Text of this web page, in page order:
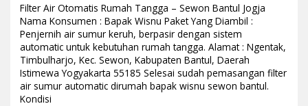
Filter Air Otomatis Rumah Tangga – Sewon Bantul Jogja
Nama Konsumen : Bapak Wisnu Paket Yang Diambil :
Penjernih air sumur keruh, berpasir dengan sistem
automatic untuk kebutuhan rumah tangga. Alamat : Ngentak,
Timbulharjo, Kec. Sewon, Kabupaten Bantul, Daerah
Istimewa Yogyakarta 55185 Selesai sudah pemasangan filter
air sumur automatic dirumah bapak wisnu sewon bantul.
Kondisi